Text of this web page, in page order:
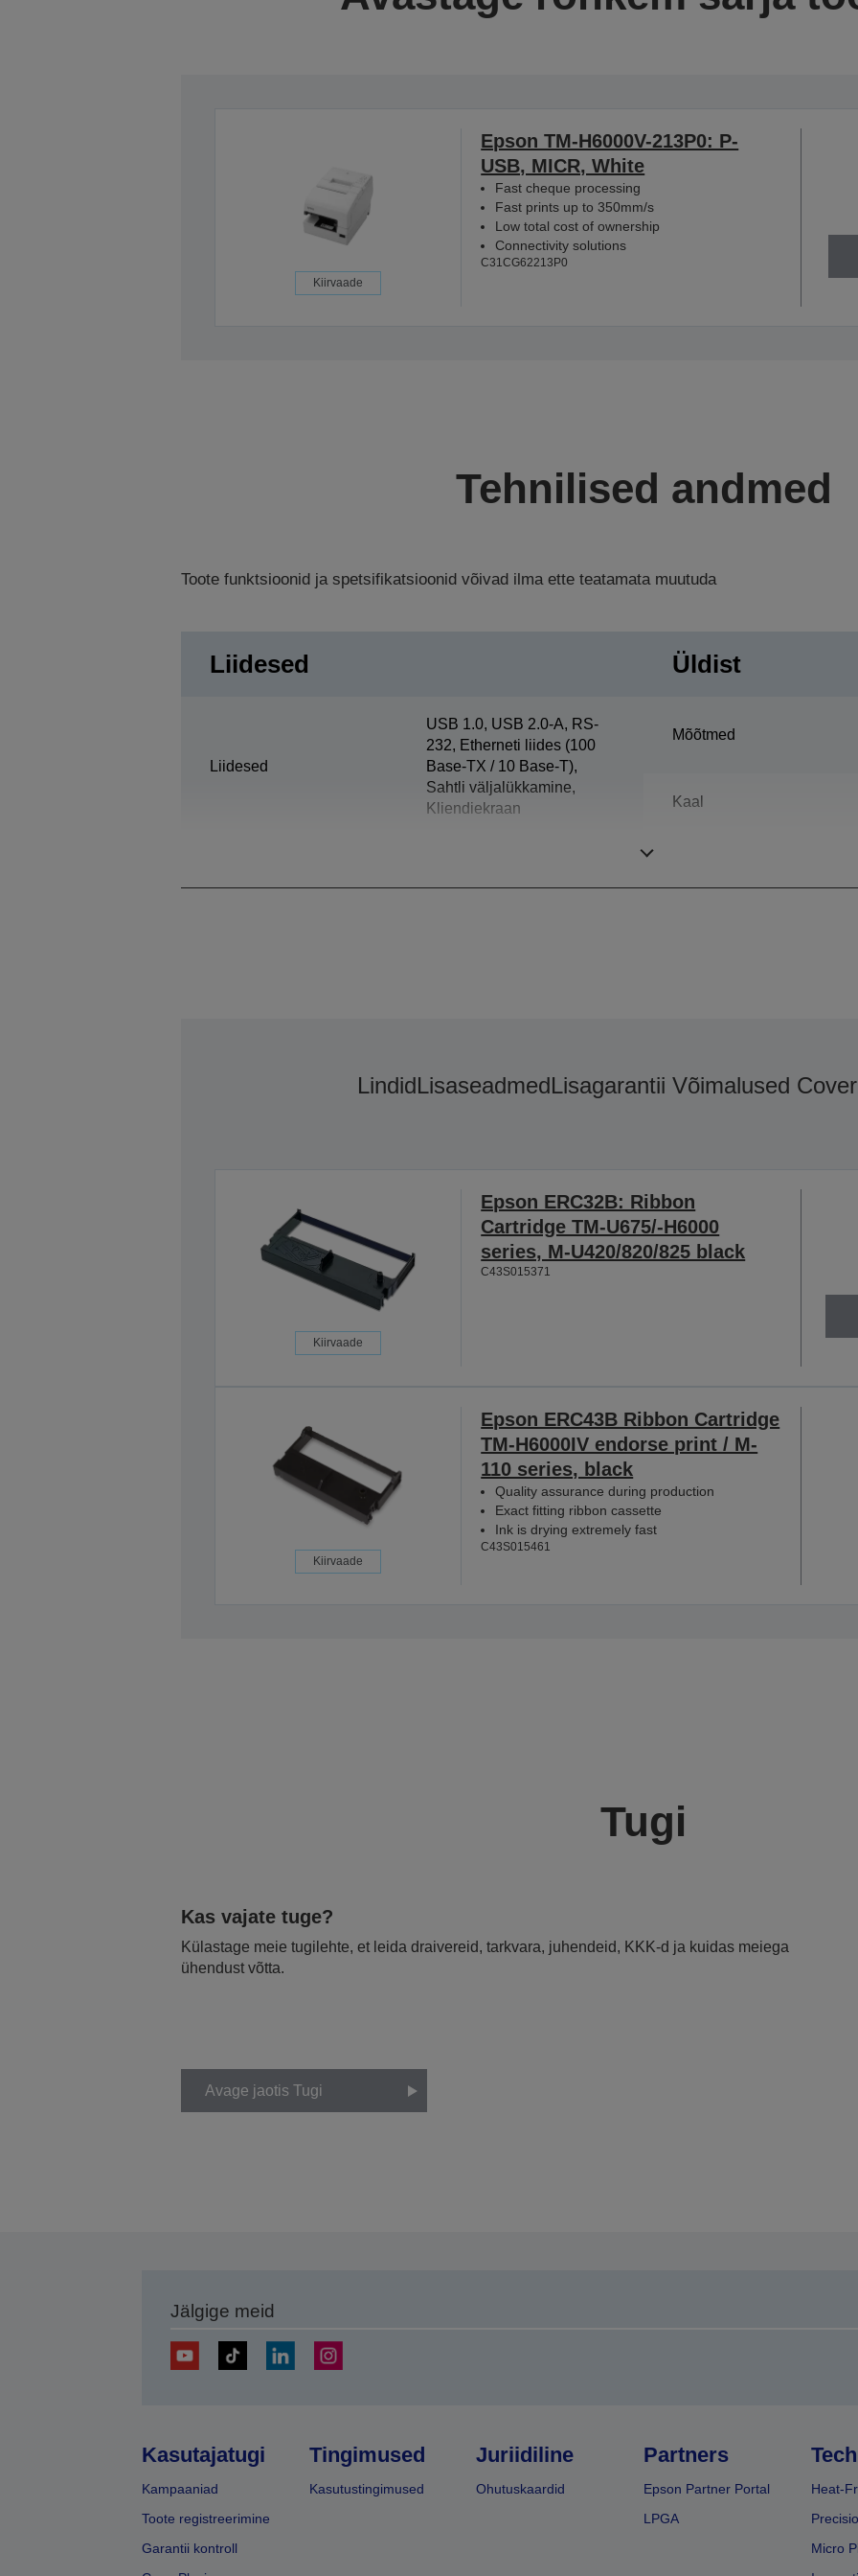
Kiirvaade
Epson TM-H6000V-213P0: P-
USB, MICR, White
Fast cheque processing
Fast prints up to 350mm/s
Low total cost of ownership
Connectivity solutions
C31CG62213P0
Tehnilised andmed
Toote funktsioonid ja spetsifikatsioonid võivad ilma ette teatamata muutuda
Liidesed
Liidesed
USB 1.0, USB 2.0-A, RS-
232, Etherneti liides (100
Base-TX / 10 Base-T),
Sahtli väljalükkamine,
Kliendiekraan
Üldist
Mõõtmed
Kaal
LindidLisaseadmedLisagarantii Võimalused
Kiirvaade
Epson ERC32B: Ribbon
Cartridge TM-U675/-H6000
series, M-U420/820/825 black
C43S015371
Kiirvaade
Epson ERC43B Ribbon Cartridge
TM-H6000IV endorse print / M-
110 series, black
Quality assurance during production
Exact fitting ribbon cassette
Ink is drying extremely fast
C43S015461
Tugi
Kas vajate tuge?
Külastage meie tugilehte, et leida draivereid, tarkvara, juhendeid, KKK-d ja kuidas meiega
ühendust võtta.
Avage jaotis Tugi
Jälgige meid
Kasutajatugi
Kampaaniad
Toote registreerimine
Garantii kontroll
Tingimused
Kasutustingimused
Juriidiline
Ohutuskaardid
Partners
Epson Partner Portal
LPGA
Heat-
Micro